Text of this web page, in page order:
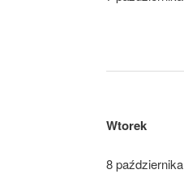
Wtorek
8 października